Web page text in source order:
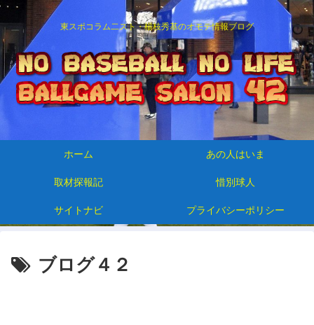
東スポコラム二スト・楊枝秀基のオモテ情報ブログ
ホーム あの人はいま
取材探報記 惜別球人
サイトナビ プライバシーポリシー
ブログ４２